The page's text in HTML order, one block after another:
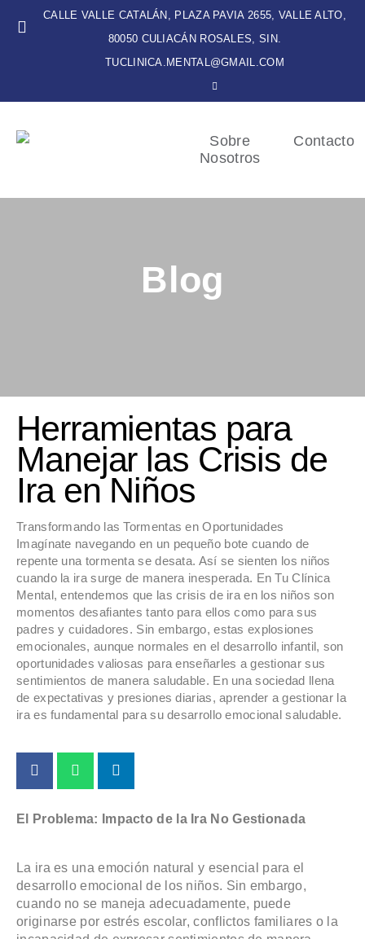
CALLE VALLE CATALÁN, PLAZA PAVIA 2655, VALLE ALTO,
80050 CULIACÁN ROSALES, SIN.
TUCLINICA.MENTAL@GMAIL.COM
Sobre
Nosotros
Contacto
Blog
Herramientas para
Manejar las Crisis de
Ira en Niños
Transformando las Tormentas en Oportunidades
Imagínate navegando en un pequeño bote cuando de
repente una tormenta se desata. Así se sienten los niños
cuando la ira surge de manera inesperada. En Tu Clínica
Mental, entendemos que las crisis de ira en los niños son
momentos desafiantes tanto para ellos como para sus
padres y cuidadores. Sin embargo, estas explosiones
emocionales, aunque normales en el desarrollo infantil, son
oportunidades valiosas para enseñarles a gestionar sus
sentimientos de manera saludable. En una sociedad llena
de expectativas y presiones diarias, aprender a gestionar la
ira es fundamental para su desarrollo emocional saludable.
El Problema: Impacto de la Ira No Gestionada
La ira es una emoción natural y esencial para el
desarrollo emocional de los niños. Sin embargo,
cuando no se maneja adecuadamente, puede
originarse por estrés escolar, conflictos familiares o la